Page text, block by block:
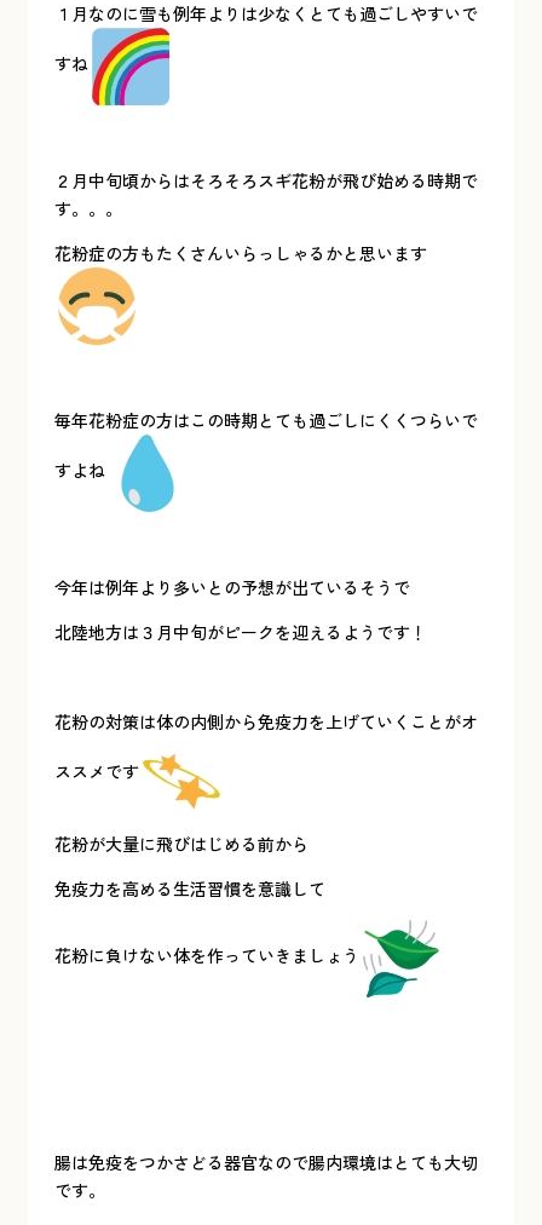
１月なのに雪も例年よりは少なくとても過ごしやすいで
すね
２月中旬頃からはそろそろスギ花粉が飛び始める時期で
す。。。
花粉症の方もたくさんいらっしゃるかと思います
毎年花粉症の方はこの時期とても過ごしにくくつらいで
すよね
今年は例年より多いとの予想が出ているそうで
北陸地方は３月中旬がピークを迎えるようです！
花粉の対策は体の内側から免疫力を上げていくことがオ
ススメです
花粉が大量に飛びはじめる前から
免疫力を高める生活習慣を意識して
花粉に負けない体を作っていきましょう
腸は免疫をつかさどる器官なので腸内環境はとても大切
です。